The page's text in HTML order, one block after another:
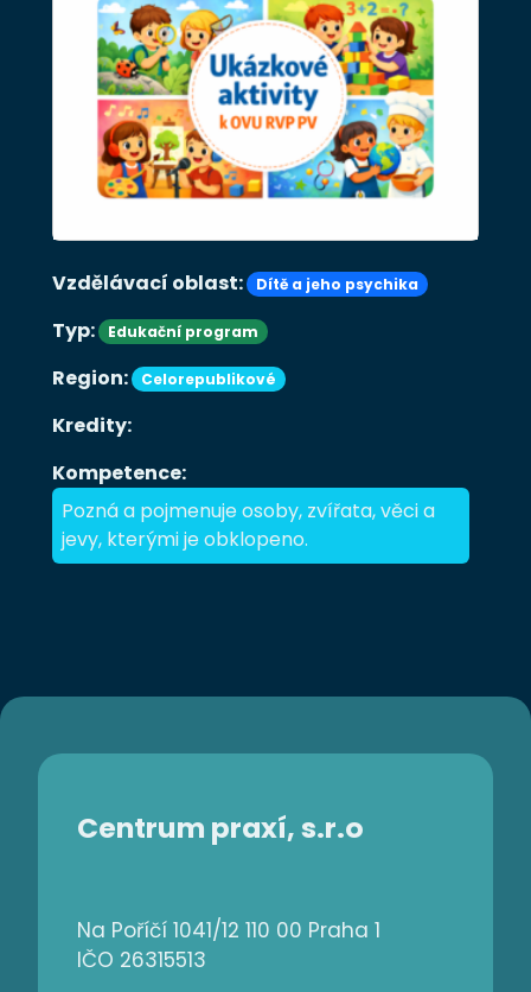
Vzdělávací oblast: Dítě a jeho psychika
Typ: Edukační program
Region: Celorepublikové
Kredity:
Kompetence:
Pozná a pojmenuje osoby, zvířata, věci a
jevy, kterými je obklopeno.
Centrum praxí, s.r.o
Na Poříčí 1041/12 110 00 Praha 1
IČO 26315513